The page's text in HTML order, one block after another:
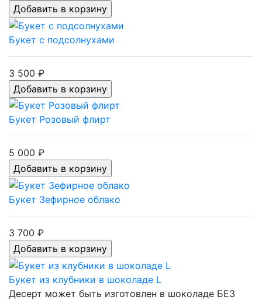
Букет с подсолнухами
3 500 ₽
Букет Розовый флирт
5 000 ₽
Букет Зефирное облако
3 700 ₽
Букет из клубники в шоколаде L
Десерт может быть изготовлен в шоколаде БЕЗ